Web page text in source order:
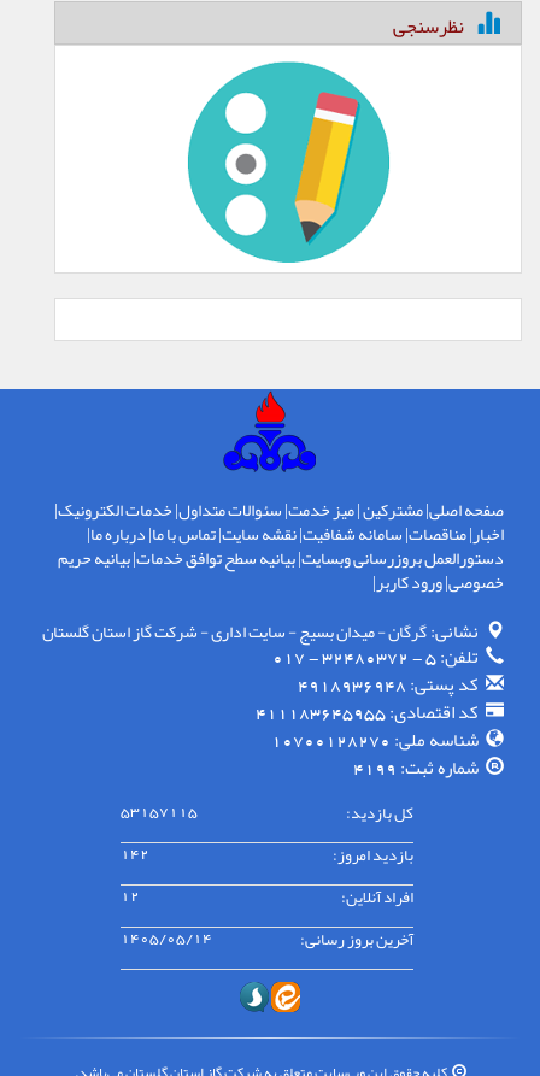
نظرسنجی
صفحه اصلی|مشترکین|میز خدمت|سئوالات متداول|خدمات الکترونیک|
اخبار|مناقصات|سامانه شفافیت|نقشه سایت|تماس با ما|درباره ما|
دستورالعمل بروزرسانی وبسایت|بیانیه سطح توافق خدمات|بیانیه حریم
خصوصی|ورود کاربر|
نشانی:گرگان - ميدان بسيج - سايت اداری - شركت گاز استان گلستان
تلفن: 5 - 32480372 - 017
کد پستی: 4918936948
کد اقتصادی: 411183645955
شناسه ملی: 10700128270
شماره ثبت: 4199
کل بازدید: 53157115
بازدید امروز: 142
افراد آنلاین: 12
آخرین بروز رسانی: 1405/05/14